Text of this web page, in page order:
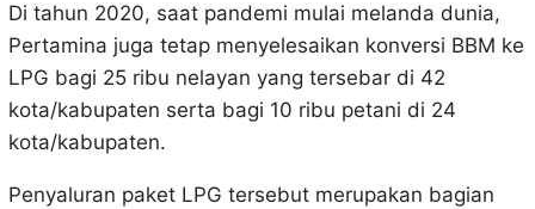
Di tahun 2020, saat pandemi mulai melanda dunia,
Pertamina juga tetap menyelesaikan konversi BBM ke
LPG bagi 25 ribu nelayan yang tersebar di 42
kota/kabupaten serta bagi 10 ribu petani di 24
kota/kabupaten.
Penyaluran paket LPG tersebut merupakan bagian